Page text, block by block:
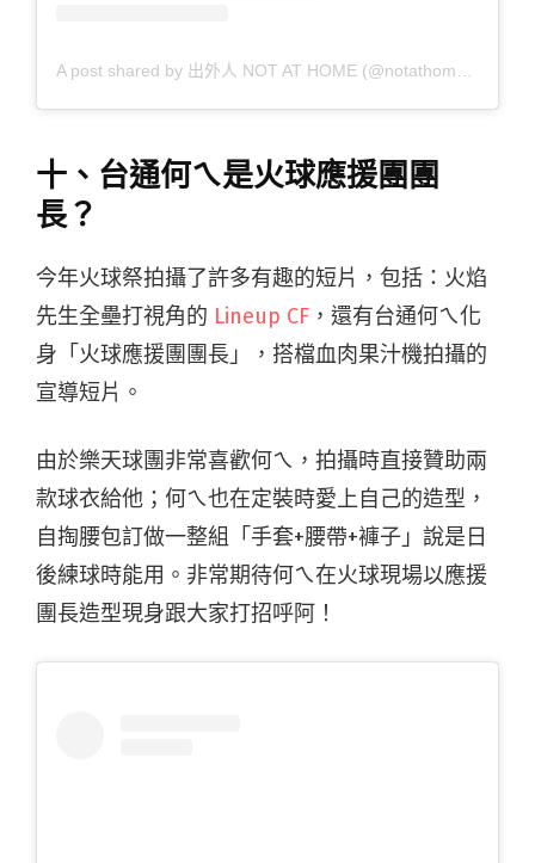
A post shared by 出外人 NOT AT HOME (@notathome___)
十、台通何ㄟ是火球應援團團
長？
今年火球祭拍攝了許多有趣的短片，包括：火焰
先生全壘打視角的 Lineup CF ，還有台通何ㄟ化
身「火球應援團團長」，搭檔血肉果汁機拍攝的
宣導短片。
由於樂天球團非常喜歡何ㄟ，拍攝時直接贊助兩
款球衣給他；何ㄟ也在定裝時愛上自己的造型，
自掏腰包訂做一整組「手套+腰帶+褲子」說是日
後練球時能用。非常期待何ㄟ在火球現場以應援
團長造型現身跟大家打招呼阿！